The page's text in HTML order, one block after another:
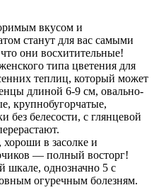
вкусом и
станут для вас самыми
они восхитительные!
типа цветения для
теплиц, который может
длиной 6-9 см, овально-
крупнобугорчатые,
без белесости, с глянцевой
хороши в засолке и
— полный восторг!
шкале, однозначно 5 с
огуречным болезням.